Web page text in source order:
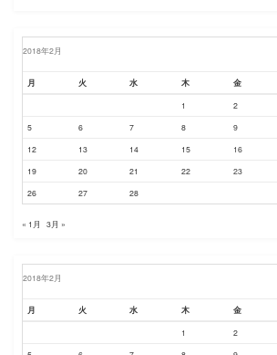
2018年2月
月 火 水 木 金
1 2
5
6 7 8 9
12
13 14 15 16
19
20 21 22 23
26
27 28
« 1月 3月 »
2018年2月
月 火 水 木 金
1 2